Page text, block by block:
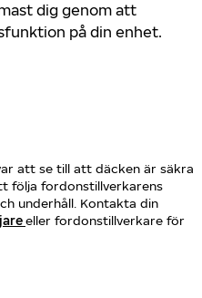
dig genom att
på din enhet.
att se till att däcken är säkra
följa fordonstillverkarens
underhåll. Kontakta din
eller fordonstillverkare för